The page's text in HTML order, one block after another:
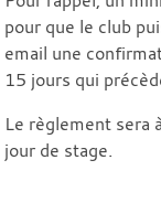
pour que le club
email une
15 jours qui
Le règlement sera
jour de stage.